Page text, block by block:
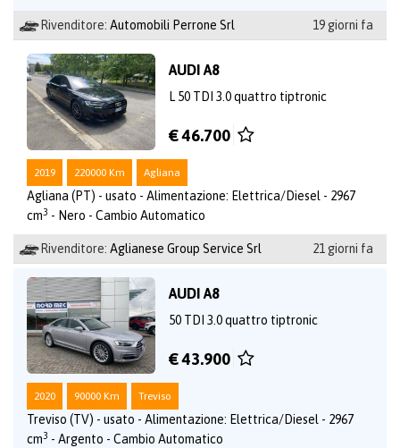
Rivenditore: Automobili Perrone Srl 19 giorni fa
AUDI A8
L 50 TDI 3.0 quattro tiptronic
€ 46.700
2019 220000 Km Agliana
Agliana (PT) - usato - Alimentazione: Elettrica/Diesel - 2967
cm3 - Nero - Cambio Automatico
Rivenditore: Aglianese Group Service Srl 21 giorni fa
AUDI A8
50 TDI 3.0 quattro tiptronic
€ 43.900
2020 90000 Km Treviso
Treviso (TV) - usato - Alimentazione: Elettrica/Diesel - 2967
cm3 - Argento - Cambio Automatico